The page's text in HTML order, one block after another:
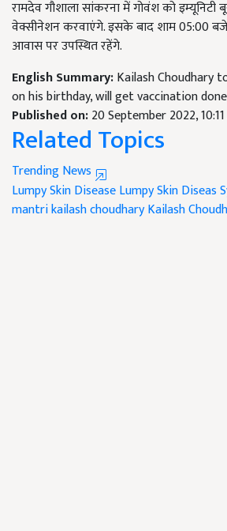
रामदेव गौशाला सांकरना में गोवंश को इम्यूनिटी
वेक्सीनेशन करवाएंगे. इसके बाद शाम 05:00 बजे
आवास पर उपस्थित रहेंगे.
English Summary:Kailash Choudhary
on his birthday, will get vaccination
Published on:20 September 2022,
Related Topics
Trending News
Lumpy Skin DiseaseLumpy Skin Diseas
mantrikailash choudharyKailash